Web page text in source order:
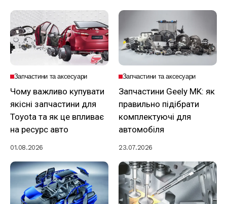
Запчастини та аксесуари
Чому важливо купувати
якісні запчастини для
Toyota та як це впливає
на ресурс авто
01.08.2026
Запчастини та аксесуари
Запчастини Geely MK: як
правильно підібрати
комплектуючі для
автомобіля
23.07.2026